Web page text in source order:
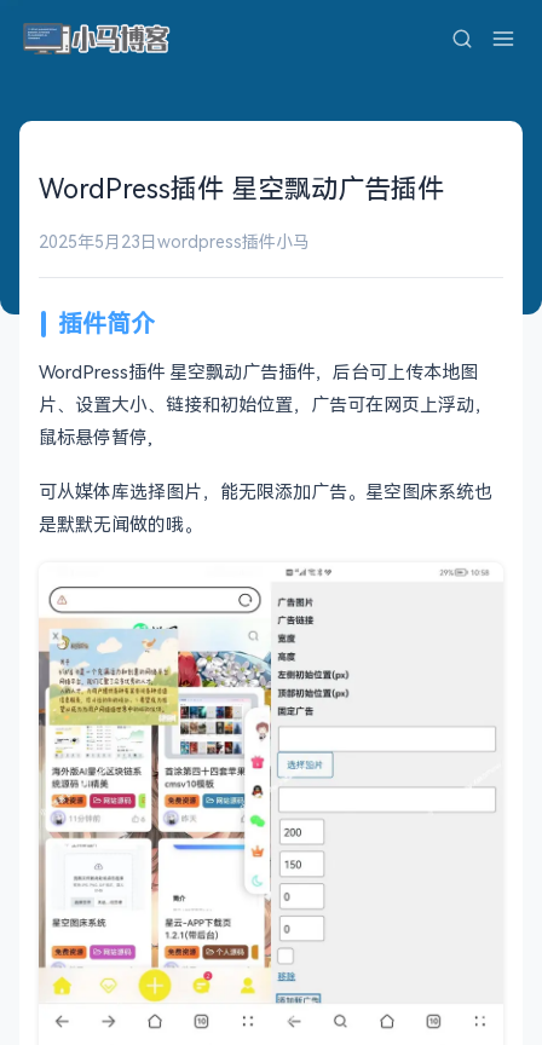
WordPress插件 星空飘动广告插件
2025年5月23日wordpress插件小马
插件简介
WordPress插件 星空飘动广告插件，后台可上传本地图
片、设置大小、链接和初始位置，广告可在网页上浮动，
鼠标悬停暂停,
可从媒体库选择图片，能无限添加广告。星空图床系统也
是默默无闻做的哦。